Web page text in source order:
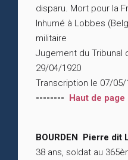
disparu. Mort pour la
Inhumé à Lobbes
militaire
Jugement du Tribunal
29/04/1920
Transcription le 07/05/
-------- Haut de page
BOURDEN Pierre dit
38 ans, soldat au